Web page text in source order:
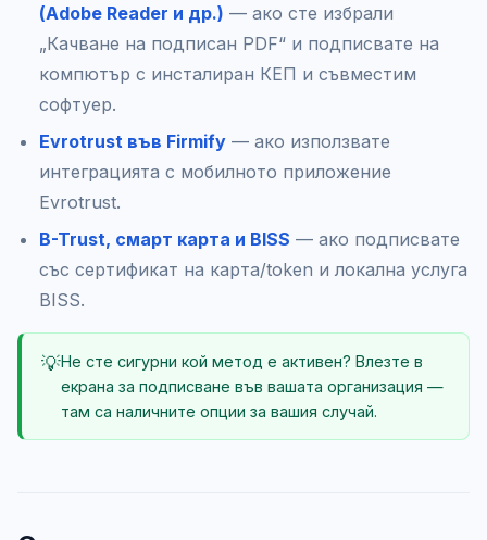
(Adobe Reader и др.) — ако сте избрали
„Качване на подписан PDF“ и подписвате на
компютър с инсталиран КЕП и съвместим
софтуер.
Evrotrust във Firmify — ако използвате
интеграцията с мобилното приложение
Evrotrust.
B-Trust, смарт карта и BISS — ако подписвате
със сертификат на карта/token и локална услуга
BISS.
💡Не сте сигурни кой метод е активен? Влезте в
екрана за подписване във вашата организация —
там са наличните опции за вашия случай.